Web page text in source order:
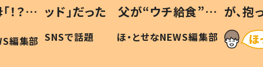
？」
編集部
ッド」だった 父が“ウチ給食”を
作り続ける理由とは #令和の親
#令和の子
SNSで話題 ほ・とせなNEWS編集部
が、
「涙が
い」